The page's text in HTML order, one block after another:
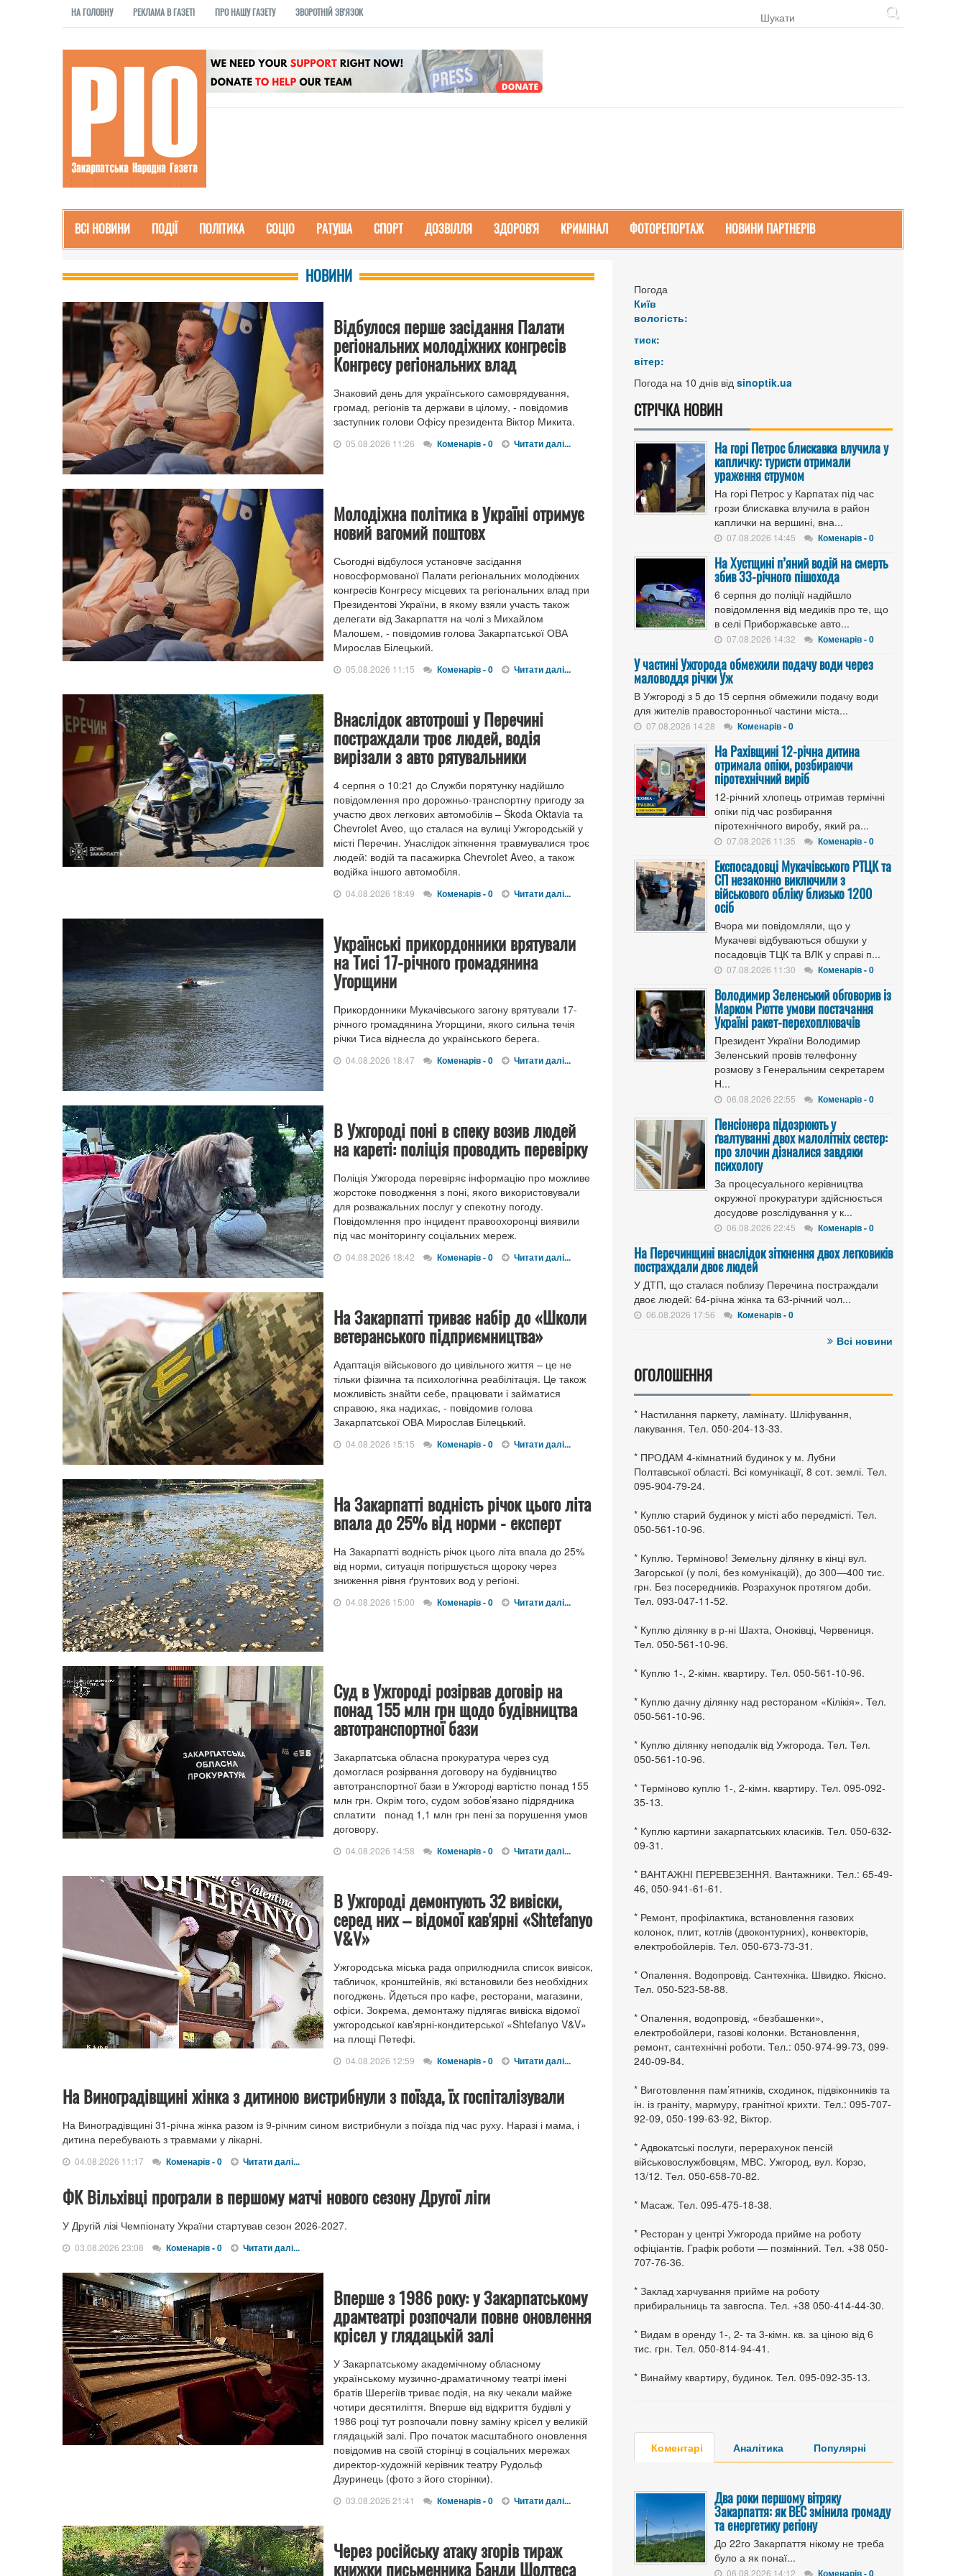
НА ГОЛОВНУ РЕКЛАМА В ГАЗЕТІ ПРО НАШУ ГАЗЕТУ ЗВОРОТНІЙ ЗВ'ЯЗОК
ВСІ НОВИНИ ПОДІЇ ПОЛІТИКА СОЦІО РАТУША СПОРТ ДОЗВІЛЛЯ ЗДОРОВ'Я КРИМІНАЛ ФОТОРЕПОРТАЖ НОВИНИ ПАРТНЕРІВ
НОВИНИ
Відбулося перше засідання Палати
регіональних молодіжних конгресів
Конгресу регіональних влад
Знаковий день для українського самоврядування,
громад, регіонів та держави в цілому, - повідомив
заступник голови Офісу президента Віктор Микита.
05.08.2026 11:26 Коменарів - 0 Читати далі...
Молодіжна політика в Україні отримує
новий вагомий поштовх
Сьогодні відбулося установче засідання
новосформованої Палати регіональних молодіжних
конгресів Конгресу місцевих та регіональних влад при
Президентові України, в якому взяли участь також
делегати від Закарпаття на чолі з Михайлом
Малошем, - повідомив голова Закарпатської ОВА
Мирослав Білецький.
05.08.2026 11:15 Коменарів - 0 Читати далі...
Внаслідок автотроші у Перечині
постраждали троє людей, водія
вирізали з авто рятувальники
4 серпня о 10:21 до Служби порятунку надійшло
повідомлення про дорожньо-транспортну пригоду за
участю двох легкових автомобілів – Škoda Oktavia та
Chevrolet Aveo, що сталася на вулиці Ужгородській у
місті Перечин. Унаслідок зіткнення травмувалися троє
людей: водій та пасажирка Chevrolet Aveo, а також
водійка іншого автомобіля.
04.08.2026 18:49 Коменарів - 0 Читати далі...
Українські прикордонники врятували
на Тисі 17-річного громадянина
Угорщини
Прикордонники Мукачівського загону врятували 17-
річного громадянина Угорщини, якого сильна течія
річки Тиса віднесла до українського берега.
04.08.2026 18:47 Коменарів - 0 Читати далі...
В Ужгороді поні в спеку возив людей
на кареті: поліція проводить перевірку
Поліція Ужгорода перевіряє інформацію про можливе
жорстоке поводження з поні, якого використовували
для розважальних послуг у спекотну погоду.
Повідомлення про інцидент правоохоронці виявили
під час моніторингу соціальних мереж.
04.08.2026 18:42 Коменарів - 0 Читати далі...
На Закарпатті триває набір до «Школи
ветеранського підприємництва»
Адаптація військового до цивільного життя – це не
тільки фізична та психологічна реабілітація. Це також
можливість знайти себе, працювати і займатися
справою, яка надихає, - повідомив голова
Закарпатської ОВА Мирослав Білецький.
04.08.2026 15:15 Коменарів - 0 Читати далі...
На Закарпатті водність річок цього літа
впала до 25% від норми - експерт
На Закарпатті водність річок цього літа впала до 25%
від норми, ситуація погіршується щороку через
зниження рівня ґрунтових вод у регіоні.
04.08.2026 15:00 Коменарів - 0 Читати далі...
Cуд в Ужгороді розірвав договір на
понад 155 млн грн щодо будівництва
автотранспортної бази
Закарпатська обласна прокуратура через суд
домоглася розірвання договору на будівництво
автотранспортної бази в Ужгороді вартістю понад 155
млн грн. Окрім того, судом зобов’язано підрядника
сплатити понад 1,1 млн грн пені за порушення умов
договору.
04.08.2026 14:58 Коменарів - 0 Читати далі...
В Ужгороді демонтують 32 вивіски,
серед них – відомої кав'ярні «Shtefanyo
V&V»
Ужгородська міська рада оприлюднила список вивісок,
табличок, кронштейнів, які встановили без необхідних
погоджень. Йдеться про кафе, ресторани, магазини,
офіси. Зокрема, демонтажу підлягає вивіска відомої
ужгородської кав'ярні-кондитерської «Shtefanyo V&V»
на площі Петефі.
04.08.2026 12:59 Коменарів - 0 Читати далі...
На Виноградівщині жінка з дитиною вистрибнули з поїзда, їх госпіталізували
На Виноградівщині 31-річна жінка разом із 9-річним сином вистрибнули з поїзда під час руху. Наразі і мама, і
дитина перебувають з травмами у лікарні.
04.08.2026 11:17 Коменарів - 0 Читати далі...
ФК Вільхівці програли в першому матчі нового сезону Другої ліги
У Другій лізі Чемпіонату України стартував сезон 2026-2027.
03.08.2026 23:08 Коменарів - 0 Читати далі...
Вперше з 1986 року: у Закарпатському
драмтеатрі розпочали повне оновлення
крісел у глядацькій залі
У Закарпатському академічному обласному
українському музично-драматичному театрі імені
братів Шерегіїв триває подія, на яку чекали майже
чотири десятиліття. Вперше від відкриття будівлі у
1986 році тут розпочали повну заміну крісел у великій
глядацькій залі. Про початок масштабного оновлення
повідомив на своїй сторінці в соціальних мережах
директор-художній керівник театру Рудольф
Дзуринець (фото з його сторінки).
03.08.2026 21:41 Коменарів - 0 Читати далі...
Через російську атаку згорів тираж
книжки письменника Банди Шолтеса
Погода
Київ
вологість:
тиск:
вітер:
Погода на 10 днів від sinoptik.ua
СТРІЧКА НОВИН
На горі Петрос блискавка влучила у
капличку: туристи отримали
ураження струмом
На горі Петрос у Карпатах під час
грози блискавка влучила в район
каплички на вершині, вна...
07.08.2026 14:45 Коменарів - 0
На Хустщині п’яний водій на смерть
збив 33-річного пішохода
6 серпня до поліції надійшло
повідомлення від медиків про те, що
в селі Приборжавське авто...
07.08.2026 14:32 Коменарів - 0
У частині Ужгорода обмежили подачу води через
маловоддя річки Уж
В Ужгороді з 5 до 15 серпня обмежили подачу води
для жителів правосторонньої частини міста...
07.08.2026 14:28 Коменарів - 0
На Рахівщині 12-річна дитина
отримала опіки, розбираючи
піротехнічний виріб
12-річний хлопець отримав термічні
опіки під час розбирання
піротехнічного виробу, який ра...
07.08.2026 11:35 Коменарів - 0
Експосадовці Мукачівського РТЦК та
СП незаконно виключили з
військового обліку близько 1200
осіб
Вчора ми повідомляли, що у
Мукачеві відбуваються обшуки у
посадовців ТЦК та ВЛК у справі п...
07.08.2026 11:30 Коменарів - 0
Володимир Зеленський обговорив із
Марком Рютте умови постачання
Україні ракет-перехоплювачів
Президент України Володимир
Зеленський провів телефонну
розмову з Генеральним секретарем
Н...
06.08.2026 22:55 Коменарів - 0
Пенсіонера підозрюють у
ґвалтуванні двох малолітніх сестер:
про злочин дізналися завдяки
психологу
За процесуального керівництва
окружної прокуратури здійснюється
досудове розслідування у к...
06.08.2026 22:45 Коменарів - 0
На Перечинщині внаслідок зіткнення двох легковиків
постраждали двоє людей
У ДТП, що сталася поблизу Перечина постраждали
двоє людей: 64-річна жінка та 63-річний чол...
06.08.2026 17:56 Коменарів - 0
Всі новини
ОГОЛОШЕННЯ
* Настилання паркету, ламінату. Шліфування,
лакування. Тел. 050-204-13-33.
* ПРОДАМ 4-кімнатний будинок у м. Лубни
Полтавської області. Всі комунікації, 8 сот. землі. Тел.
095-904-79-24.
* Куплю старий будинок у місті або передмісті. Тел.
050-561-10-96.
* Куплю. Терміново! Земельну ділянку в кінці вул.
Загорської (у полі, без комунікацій), до 300—400 тис.
грн. Без посередників. Розрахунок протягом доби.
Тел. 093-047-11-52.
* Куплю ділянку в р-ні Шахта, Оноківці, Червениця.
Тел. 050-561-10-96.
* Куплю 1-, 2-кімн. квартиру. Тел. 050-561-10-96.
* Куплю дачну ділянку над рестораном «Кілікія». Тел.
050-561-10-96.
* Куплю ділянку неподалік від Ужгорода. Тел. Тел.
050-561-10-96.
* Терміново куплю 1-, 2-кімн. квартиру. Тел. 095-092-
35-13.
* Куплю картини закарпатських класиків. Тел. 050-632-
09-31.
* ВАНТАЖНІ ПЕРЕВЕЗЕННЯ. Вантажники. Тел.: 65-49-
46, 050-941-61-61.
* Ремонт, профілактика, встановлення газових
колонок, плит, котлів (двоконтурних), конвекторів,
електробойлерів. Тел. 050-673-73-31.
* Опалення. Водопровід. Сантехніка. Швидко. Якісно.
Тел. 050-523-58-88.
* Опалення, водопровід, «безбашенки»,
електробойлери, газові колонки. Встановлення,
ремонт, сантехнічні роботи. Тел.: 050-974-99-73, 099-
240-09-84.
* Виготовлення пам’ятників, сходинок, підвіконників та
ін. із граніту, мармуру, гранітної крихти. Тел.: 095-707-
92-09, 050-199-63-92, Віктор.
* Адвокатські послуги, перерахунок пенсій
військовослужбовцям, МВС. Ужгород, вул. Корзо,
13/12. Тел. 050-658-70-82.
* Масаж. Тел. 095-475-18-38.
* Ресторан у центрі Ужгорода прийме на роботу
офіціантів. Графік роботи — позмінний. Тел. +38 050-
707-76-36.
* Заклад харчування прийме на роботу
прибиральниць та завгоспа. Тел. +38 050-414-44-30.
* Видам в оренду 1-, 2- та 3-кімн. кв. за ціною від 6
тис. грн. Тел. 050-814-94-41.
* Винайму квартиру, будинок. Тел. 095-092-35-13.
Коментарі Аналітика Популярні
Два роки першому вітряку
Закарпаття: як ВЕС змінила громаду
та енергетику регіону
До 22го Закарпаття нікому не треба
було а як понаї...
06.08.2026 14:12 Коменарів - 0